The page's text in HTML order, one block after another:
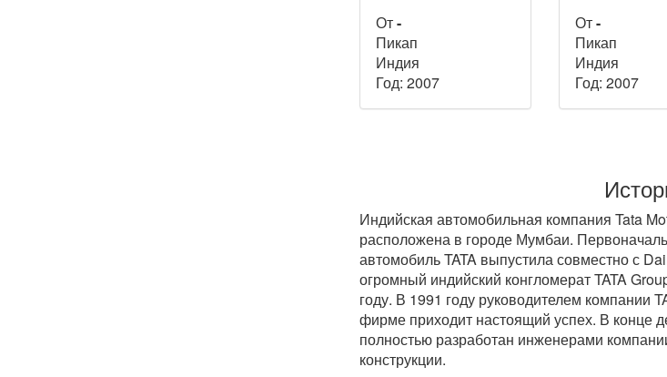
От-
Пикап
Индия
Год: 2007
От-
Пикап
Индия
Год: 2007
Индийская автомобильная компания Tata
расположена в городе Мумбаи.
автомобиль TATA выпустила совместно с
огромный индийский конгломерат TATA
году. В 1991 году руководителем компании
фирме приходит настоящий успех. В конце
полностью разработан инженерами
конструкции.